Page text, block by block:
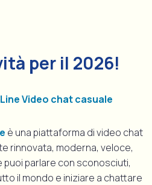
per il 2026!
Video chat casuale
è una piattaforma di video chat
rinnovata, moderna, veloce,
parlare con sconosciuti,
il mondo e iniziare a chattare